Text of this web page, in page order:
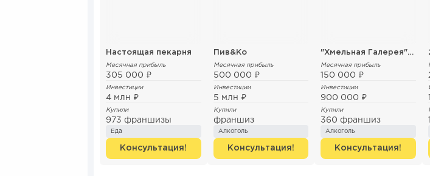
Настоящая пекарня
Месячная прибыль
305 000 ₽
Инвестиции
4 млн ₽
Купили
973 франшизы
Еда
Консультация!
Пив&Ко
Месячная прибыль
500 000 ₽
Инвестиции
5 млн ₽
Купили
франшиз
Алкоголь
Консультация!
"Хмельная Галерея" от ПК Канцлеръ
Месячная прибыль
150 000 ₽
Инвестиции
900 000 ₽
Купили
360 франшиз
Алкоголь
Консультация!